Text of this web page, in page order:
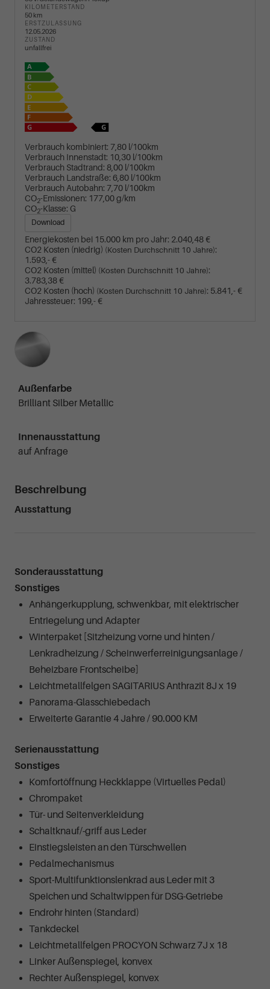
KILOMETERSTAND
50 km
ERSTZULASSUNG
12.05.2026
ZUSTAND
unfallfrei
Verbrauch kombiniert: 7,80 l/100km
Verbrauch Innenstadt: 10,30 l/100km
Verbrauch Stadtrand: 8,00 l/100km
Verbrauch Landstraße: 6,80 l/100km
Verbrauch Autobahn: 7,70 l/100km
CO2-Emissionen: 177,00 g/km
CO2-Klasse: G
Download
Energiekosten bei 15.000 km pro Jahr: 2.040,48 €
CO2 Kosten (niedrig) (Kosten Durchschnitt 10 Jahre):
1.593,- €
CO2 Kosten (mittel) (Kosten Durchschnitt 10 Jahre):
3.783,38 €
CO2 Kosten (hoch) (Kosten Durchschnitt 10 Jahre): 5.841,- €
Jahressteuer: 199,- €
Außenfarbe
Brilliant Silber Metallic
Innenausstattung
auf Anfrage
Beschreibung
Ausstattung
Sonderausstattung
Sonstiges
Anhängerkupplung, schwenkbar, mit elektrischer
Entriegelung und Adapter
Winterpaket [Sitzheizung vorne und hinten /
Lenkradheizung / Scheinwerferreinigungsanlage /
Beheizbare Frontscheibe]
Leichtmetallfelgen SAGITARIUS Anthrazit 8J x 19
Panorama-Glasschiebedach
Erweiterte Garantie 4 Jahre / 90.000 KM
Serienausstattung
Sonstiges
Komfortöffnung Heckklappe (Virtuelles Pedal)
Chrompaket
Tür- und Seitenverkleidung
Schaltknauf/-griff aus Leder
Einstiegsleisten an den Türschwellen
Pedalmechanismus
Sport-Multifunktionslenkrad aus Leder mit 3
Speichen und Schaltwippen für DSG-Getriebe
Endrohr hinten (Standard)
Tankdeckel
Leichtmetallfelgen PROCYON Schwarz 7J x 18
Linker Außenspiegel, konvex
Rechter Außenspiegel, konvex